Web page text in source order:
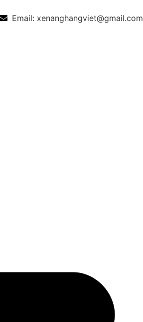
Email: xenanghangviet@gmail.com